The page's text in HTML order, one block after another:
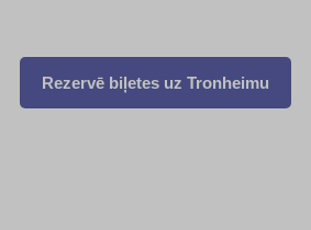
Rezervē biļetes uz Tronheimu